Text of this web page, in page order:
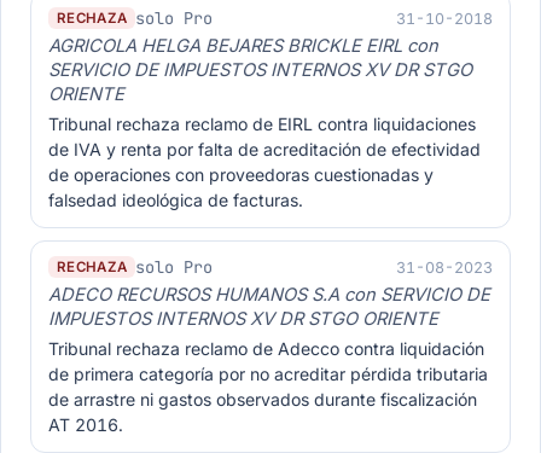
RECHAZA solo Pro 31-10-2018
AGRICOLA HELGA BEJARES BRICKLE EIRL con
SERVICIO DE IMPUESTOS INTERNOS XV DR STGO
ORIENTE
Tribunal rechaza reclamo de EIRL contra liquidaciones
de IVA y renta por falta de acreditación de efectividad
de operaciones con proveedoras cuestionadas y
falsedad ideológica de facturas.
RECHAZA solo Pro 31-08-2023
ADECO RECURSOS HUMANOS S.A con SERVICIO DE
IMPUESTOS INTERNOS XV DR STGO ORIENTE
Tribunal rechaza reclamo de Adecco contra liquidación
de primera categoría por no acreditar pérdida tributaria
de arrastre ni gastos observados durante fiscalización
AT 2016.